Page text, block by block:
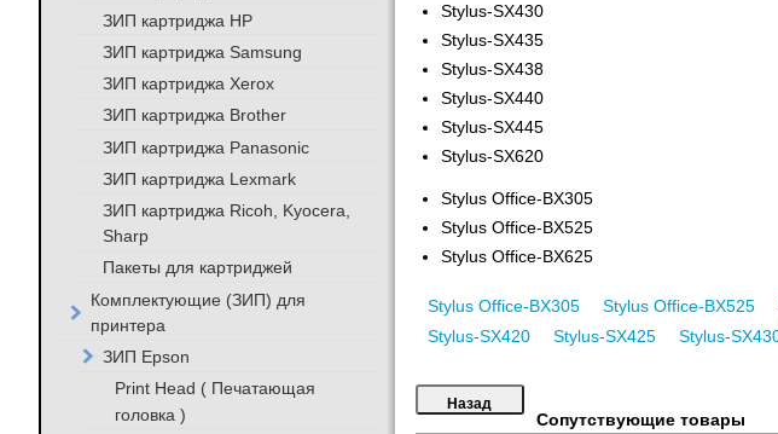
Stylus-SX430
Stylus-SX435
Stylus-SX438
Stylus-SX440
Stylus-SX445
Stylus-SX620
Stylus Office-BX305
Stylus Office-BX525
Stylus Office-BX625
Stylus Office-BX305 Stylus Office-BX525
Stylus-SX420
Stylus-SX425 Stylus-
Сопутствующие товары
ЗИП картриджа HP
ЗИП картриджа Samsung
ЗИП картриджа Xerox
ЗИП картриджа Brother
ЗИП картриджа Panasonic
ЗИП картриджа Lexmark
ЗИП картриджа Ricoh, Kyocera,
Sharp
Пакеты для картриджей
Комплектующие (ЗИП) для
принтера
ЗИП Epson
Print Head ( Печатающая
головка )